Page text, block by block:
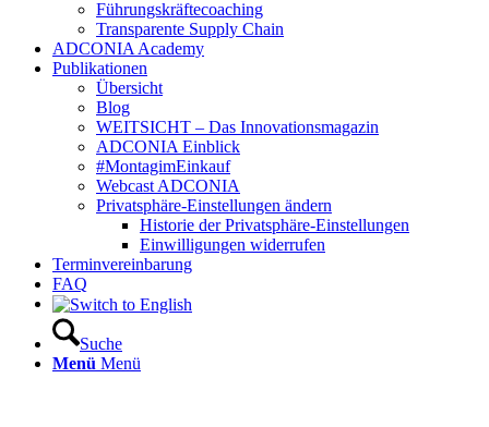
Führungskräftecoaching
Transparente Supply Chain
ADCONIA Academy
Publikationen
Übersicht
Blog
WEITSICHT – Das Innovationsmagazin
ADCONIA Einblick
#MontagimEinkauf
Webcast ADCONIA
Privatsphäre-Einstellungen ändern
Historie der Privatsphäre-Einstellungen
Einwilligungen widerrufen
Terminvereinbarung
FAQ
Suche
Menü Menü